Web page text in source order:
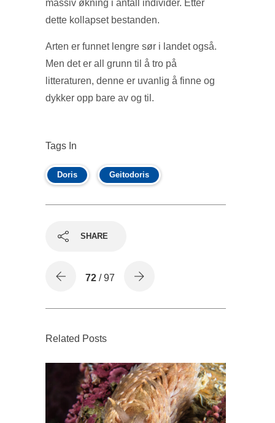
massiv økning i antall individer. Etter
dette kollapset bestanden.
Arten er funnet lengre sør i landet også.
Men det er all grunn til å tro på
litteraturen, denne er uvanlig å finne og
dykker opp bare av og til.
Tags In
Doris Geitodoris
SHARE
72 / 97
Related Posts